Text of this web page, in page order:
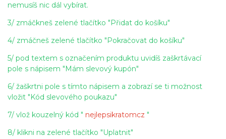
nemusíš nic dál vybírat.
3/ zmáčkneš zelené tlačítko "Přidat do košíku"
4/ zmáčneš zelené tlačítko "Pokračovat do košíku"
5/ pod textem s označením produktu uvidíš zaškrtávací
pole s nápisem "Mám slevový kupón"
6/ žaškrtni pole s tímto nápisem a zobrazí se ti možnost
vložit "Kód slevového poukazu"
7/ vlož kouzelný kód " nejlepsikratomcz "
8/ klikni na zelené tlačítko "Uplatnit"